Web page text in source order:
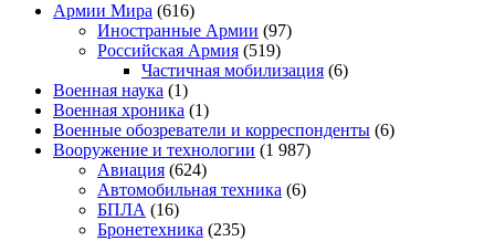
Армии Мира (616)
Иностранные Армии (97)
Российская Армия (519)
Частичная мобилизация (6)
Военная наука (1)
Военная хроника (1)
Военные обозреватели и корреспонденты (6)
Вооружение и технологии (1 987)
Авиация (624)
Автомобильная техника (6)
БПЛА (16)
Бронетехника (235)